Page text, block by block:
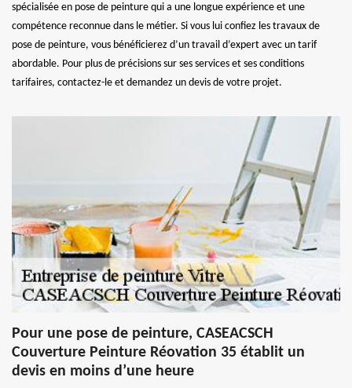
spécialisée en pose de peinture qui a une longue expérience et une
compétence reconnue dans le métier. Si vous lui confiez les travaux de
pose de peinture, vous bénéficierez d’un travail d’expert avec un tarif
abordable. Pour plus de précisions sur ses services et ses conditions
tarifaires, contactez-le et demandez un devis de votre projet.
Pour une pose de peinture, CASEACSCH
Couverture Peinture Réovation 35 établit un
devis en moins d’une heure